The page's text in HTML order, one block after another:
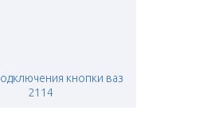
кнопки ваз
2114